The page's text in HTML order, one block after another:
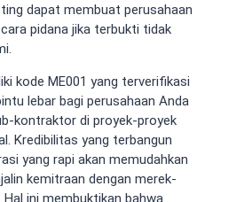
dapat membuat perusahaan
pidana jika terbukti tidak
kode ME001 yang terverifikasi
lebar bagi perusahaan Anda
kontraktor di proyek-proyek
Kredibilitas yang terbangun
yang rapi akan memudahkan
kemitraan dengan merek-
Hal ini membuktikan bahwa